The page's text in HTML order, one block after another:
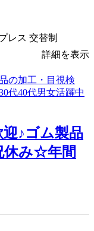
レス 交替制
詳細を表示
迎♪ゴム製品
休み☆年間